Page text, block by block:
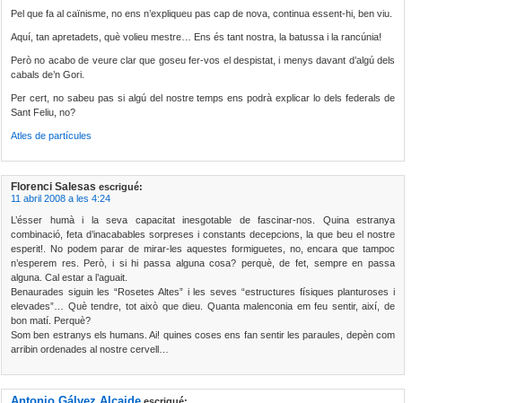
Pel que fa al caïnisme, no ens n’expliqueu pas cap de nova, continua essent-hi, ben viu.
Aquí, tan apretadets, què volieu mestre… Ens és tant nostra, la batussa i la rancúnia!
Però no acabo de veure clar que goseu fer-vos el despistat, i menys davant d’algú dels
cabals de’n Gori.
Per cert, no sabeu pas si algú del nostre temps ens podrà explicar lo dels federals de
Sant Feliu, no?
Atles de partícules
Florenci Salesas escrigué:
11 abril 2008 a les 4:24
L’ésser humà i la seva capacitat inesgotable de fascinar-nos. Quina estranya
combinació, feta d’inacabables sorpreses i constants decepcions, la que beu el nostre
esperit!. No podem parar de mirar-les aquestes formiguetes, no, encara que tampoc
n’esperem res. Però, i si hi passa alguna cosa? perquè, de fet, sempre en passa
alguna. Cal estar a l’aguait.
Benaurades siguin les “Rosetes Altes” i les seves “estructures físiques planturoses i
elevades”… Què tendre, tot això que dieu. Quanta malenconia em feu sentir, així, de
bon matí. Perquè?
Som ben estranys els humans. Ai! quines coses ens fan sentir les paraules, depèn com
arribin ordenades al nostre cervell…